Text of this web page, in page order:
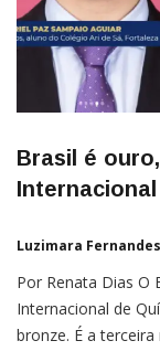
Brasil é
Luzimara Fernandes
Por Renata Dias O
Internacional de
bronze. É a